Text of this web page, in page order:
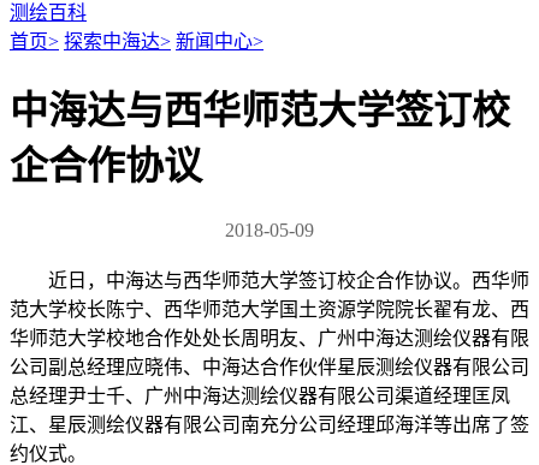
测绘百科
首页> 探索中海达> 新闻中心>
中海达与西华师范大学签订校
企合作协议
2018-05-09
近日，中海达与西华师范大学签订校企合作协议。西华师
范大学校长陈宁、西华师范大学国土资源学院院长翟有龙、西
华师范大学校地合作处处长周明友、广州中海达测绘仪器有限
公司副总经理应晓伟、中海达合作伙伴星辰测绘仪器有限公司
总经理尹士千、广州中海达测绘仪器有限公司渠道经理匡凤
江、星辰测绘仪器有限公司南充分公司经理邱海洋等出席了签
约仪式。